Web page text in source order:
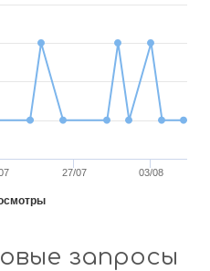
27/07 03/08
запросы